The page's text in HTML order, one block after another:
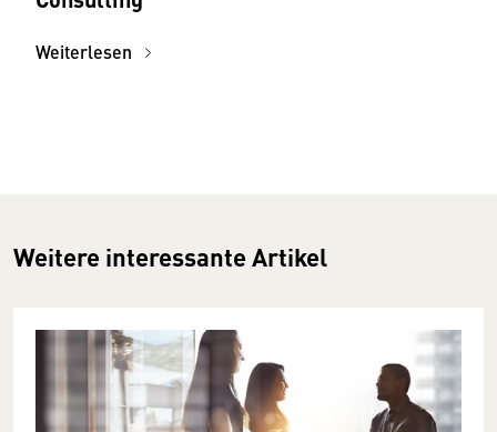
Weiterlesen
Weitere interessante Artikel